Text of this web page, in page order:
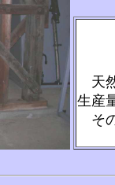
天
生産
そ